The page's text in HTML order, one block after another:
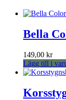
Bella
149,00 kr
Lägg till i